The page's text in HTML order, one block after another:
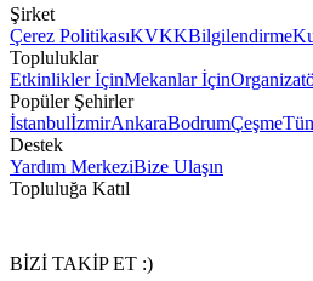
Şirket
Çerez PolitikasıKVKKBilgilendirme
Topluluklar
Etkinlikler İçinMekanlar İçin
Popüler Şehirler
İstanbulİzmirAnkaraBodrumÇeşme
Destek
Yardım MerkeziBize Ulaşın
Topluluğa Katıl
BİZİ TAKİP ET :)